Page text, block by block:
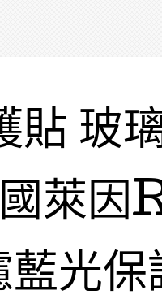
貼 玻
萊
光保